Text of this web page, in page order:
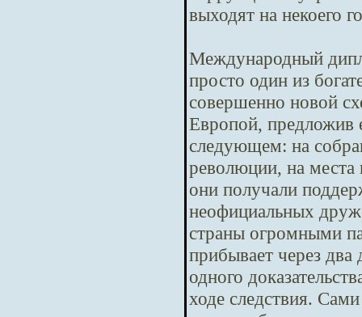
выходят на некоего
Международный
просто один из
совершенно новой
Европой, предложив
следующем: на
революции, на места
они получали
неофициальных
страны огромными
прибывает через
одного
ходе следствия.